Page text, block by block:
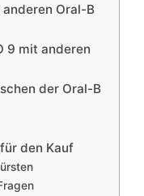
Oral-B
9 mit anderen
der Oral-B
den Kauf